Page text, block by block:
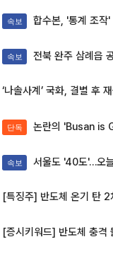
속보 합수본, '통계 조작' 서울·경기·충
속보 전북 완주 삼례읍
단독 논란의 'Busan is Good'…8억 도시브랜
속보 서울도 '40도'…오늘